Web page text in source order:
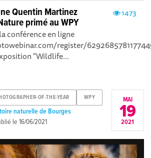
1473
Quentin Martinez
primé au WPY
conférence en ligne
register/
"Wildlife...
OF-THE-YEAR WPY
naturelle de Bourges
le16/06/2021
MAI
19
2021